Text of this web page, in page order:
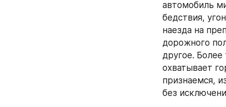
автомобиль
бедствия,
наезда на
дорожного
другое. Более
охватывает
признаемся,
без